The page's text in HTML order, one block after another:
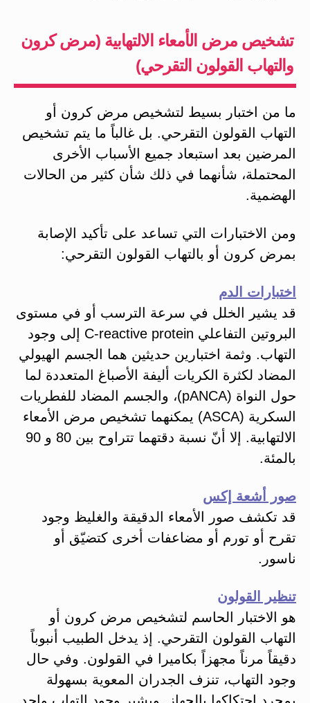
تشخيص مرض الأمعاء الالتهابية (مرض كرون
والتهاب القولون التقرحي)
ما من اختبار بسيط لتشخيص مرض كرون أو
التهاب القولون التقرحي. بل غالباً ما يتم تشخيص
المرضين بعد استبعاد جميع الأسباب الأخرى
المحتملة، شأنهما في ذلك شأن كثير من الحالات
الهضمية.
ومن الاختبارات التي تساعد على تأكيد الإصابة
بمرض كرون أو بالتهاب القولون التقرحي:
اختبارات الدم
قد يشير الخلل في سرعة الترسب أو في مستوى
البروتين التفاعلي C-reactive protein إلى وجود
التهاب. وثمة اختبارين حديثين هما الجسم الهيولي
المضاد لكثرة الكريات أليفة الأصباغ المتعددة لما
حول النواة (pANCA)، والجسم المضاد للفطريات
السكرية (ASCA) يمكنهما تشخيص مرض الأمعاء
الالتهابية. إلا أنّ نسبة دقتهما تتراوح بين 80 و 90
بالمئة.
صور أشعة إكس
قد تكشف صور الأمعاء الدقيقة والغليظ وجود
تقرح أو تورم أو مضاعفات أخرى كتضيّق أو
ناسور.
تنظير القولون
هو الاختبار الحاسم لتشخيص مرض كرون أو
التهاب القولون التقرحي. إذ يدخل الطبيب أنبوباً
دقيقاً مرناً مجهزاً بكاميرا في القولون. وفي حال
وجود التهاب، تنزف الجدران المعوية بسهولة